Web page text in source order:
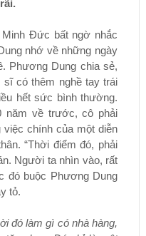
Đức bất ngờ nhắc
nhớ về những ngày
Phương Dung chia sẻ,
có thêm nghề tay trái
hết sức bình thường.
năm về trước, cô phải
chính của một diễn
“Thời điểm đó, phải
Người ta nhìn vào, rất
đó buộc Phương Dung
tỏ.
đó làm gì có nhà hàng,